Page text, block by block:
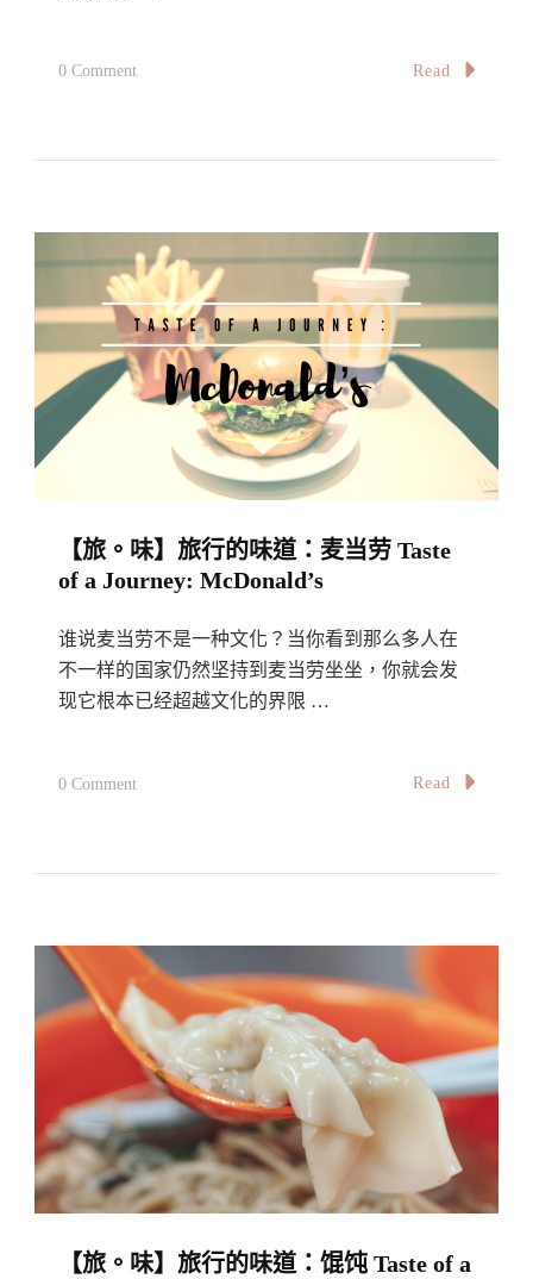
0 CommentOn
味
道：
豬
腳
Pork
Knuckle
Taiwan
And
Read
【旅。味】旅行的味道：麦当劳 Taste
of a Journey: McDonald’s
谁说麦当劳不是一种文化？当你看到那么多人在
不一样的国家仍然坚持到麦当劳坐坐，你就会发
现它根本已经超越文化的界限 …
0 CommentOn
的
味
道：
麦
当
劳
Taste
Of
Journey:
Read
【旅。味】旅行的味道：馄饨 Taste of a